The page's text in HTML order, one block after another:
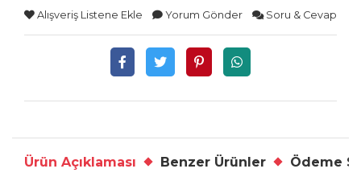
Alışveriş Listene Ekle Yorum Gönder Soru & Cevap
Ürün Açıklaması Benzer Ürünler Ödeme